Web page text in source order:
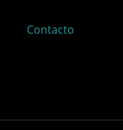
Contacto